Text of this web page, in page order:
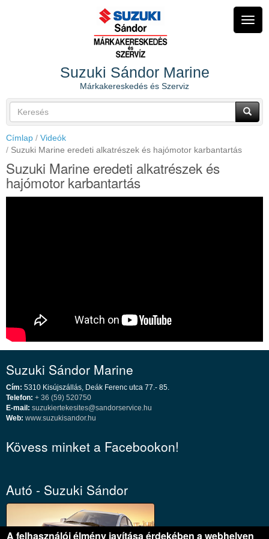
Suzuki Sándor Marine
Márkakereskedés és Szerviz
Keresés
űrlap
Keresés
Címlap
Videók
Suzuki Marine eredeti alkatrészek és hajómotor karbantartás
Suzuki Marine eredeti alkatrészek és
hajómotor karbantartás
Suzuki Sándor Marine
Cím: 5310 Kisújszállás, Deák Ferenc utca 77.- 85.
Telefon: + 36 (59) 520750
E-mail: suzukiertekesites@sandorservice.hu
Web: www.suzukisandor.hu
Kövess minket a Facebookon!
Autó - Suzuki Sándor
A felhasználói élmény javítása érdekében a webhelyen